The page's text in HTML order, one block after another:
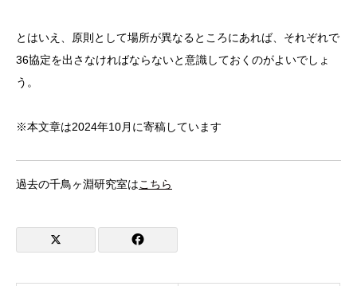
とはいえ、原則として場所が異なるところにあれば、それぞれで
36協定を出さなければならないと意識しておくのがよいでしょ
う。
※本文章は2024年10月に寄稿しています
過去の千鳥ヶ淵研究室はこちら